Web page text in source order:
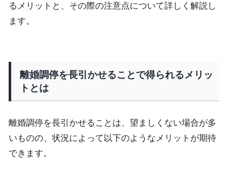
るメリットと、その際の注意点について詳しく解説し
ます。
離婚調停を長引かせることで得られるメリッ
トとは
離婚調停を長引かせることは、望ましくない場合が多
いものの、状況によって以下のようなメリットが期待
できます。